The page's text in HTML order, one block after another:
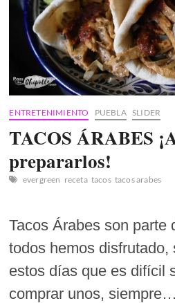
ENTRETENIMIENTO PUEBLA SLIDER
TACOS ÁRABES
prepararlos!
evergreen receta tacos tacos arabes
Tacos Árabes son parte
todos hemos disfrutado,
estos días que es difícil
comprar unos, siempre…